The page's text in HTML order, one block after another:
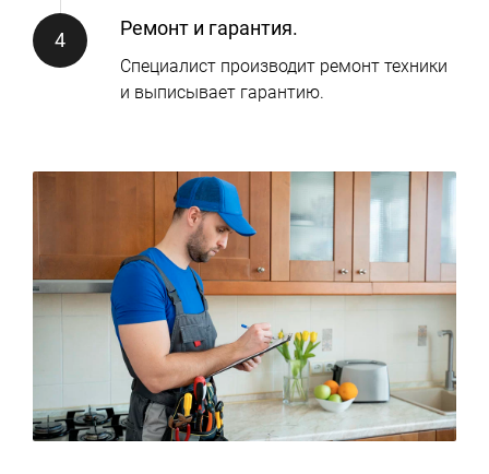
Ремонт и гарантия.
Специалист производит ремонт техники
и выписывает гарантию.